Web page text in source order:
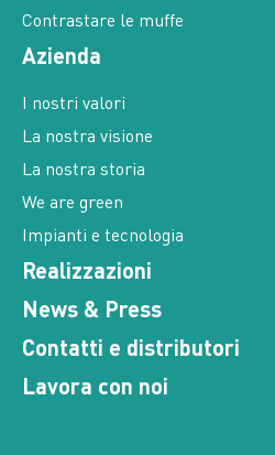
Contrastare le muffe
Azienda
I nostri valori
La nostra visione
La nostra storia
We are green
Impianti e tecnologia
Realizzazioni
News & Press
Contatti e distributori
Lavora con noi